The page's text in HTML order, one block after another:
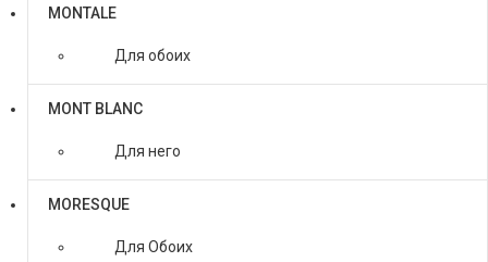
MONTALE
Для обоих
MONT BLANC
Для него
MORESQUE
Для Обоих